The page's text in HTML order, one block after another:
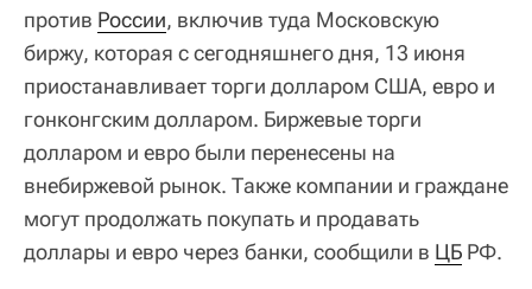
против России, включив туда Московскую
биржу, которая с сегодняшнего дня, 13 июня
приостанавливает торги долларом США, евро и
гонконгским долларом. Биржевые торги
долларом и евро были перенесены на
внебиржевой рынок. Также компании и граждане
могут продолжать покупать и продавать
доллары и евро через банки, сообщили в ЦБ РФ.